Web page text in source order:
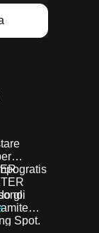
gratis
gli
Spot.